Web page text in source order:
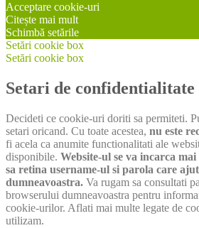
Acceptare cookie-uri
Citește mai mult
Schimbă setările
Setări cookie box
Setări cookie box
Setari de confidentialitate
Decideti ce cookie-uri doriti sa permiteti.
setari oricand. Cu toate acestea, nu este
fi acela ca anumite functionalitati ale
disponibile. Website-ul se va incarca
sa retina username-ul si parola care
dumneavoastra. Va rugam sa consultati
browserului dumneavoastra pentru
cookie-urilor. Aflati mai multe legate de
utilizam.